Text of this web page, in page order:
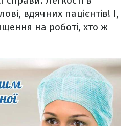
вдячних пацієнтів! І,
на роботі, хто ж